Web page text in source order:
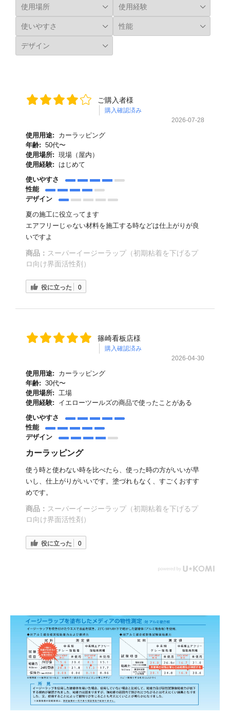
ご購入者様
購入確認済み
2026-07-28
使用用途:
カーラッピング
年齢: 50代〜
使用場所: 現場（屋内）
使用経験:
はじめて
使いやすさ
性能
デザイン
夏の施工に役立ってます
エアフリーじゃない材料を施工する時などは仕上がりが良
いですよ
商品： スーパーイージーラップ（初期粘着を下げるプ
ロ向け界面活性剤）
役に立った 0
篠崎看板店様
購入確認済み
2026-04-30
使用用途:
カーラッピング
年齢: 30代〜
使用場所: 工場
使用経験:
イエローツールズの商品で使ったことがある
使いやすさ
性能
デザイン
カーラッピング
使う時と使わない時を比べたら、使った時の方がいいが早
いし、仕上がりがいいです。塗づれもなく、すごくおすす
めです。
商品： スーパーイージーラップ（初期粘着を下げるプ
ロ向け界面活性剤）
役に立った 0